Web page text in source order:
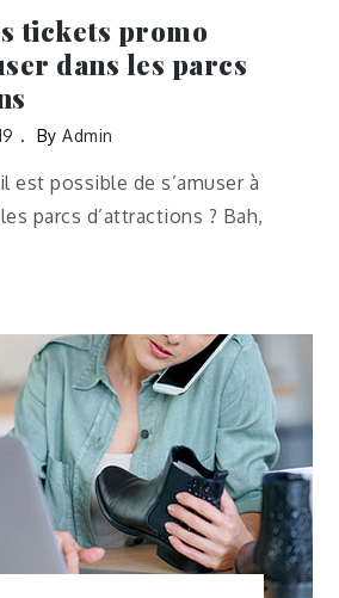
tickets promo
dans les parcs
ByAdmin
est possible de s’amuser à
parcs d’attractions ? Bah,